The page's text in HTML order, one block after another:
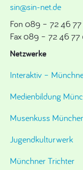
sin@sin-net.de
Fon 089 – 72 46
Fax 089 – 72 46 77
Netzwerke
Interaktiv –
Medienbildung
Musenkuss
Jugendkulturwerk
Münchner Trichter